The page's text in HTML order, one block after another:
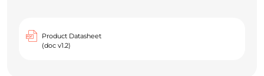
Product Datasheet
(doc v1.2)